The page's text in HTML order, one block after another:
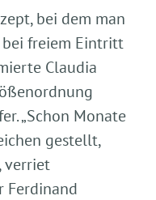
bei dem man
freiem Eintritt
Claudia
„Schon Monate
gestellt,
verriet
Ferdinand